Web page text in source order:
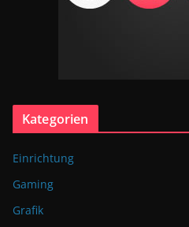
Kategorien
Einrichtung
Gaming
Grafik